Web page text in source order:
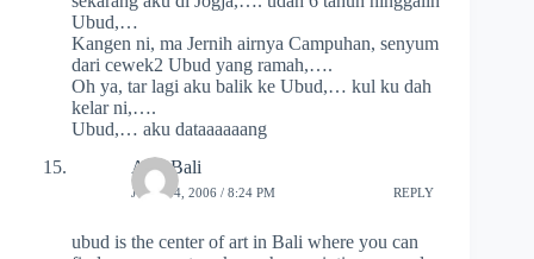
Ubud,…
Kangen ni, ma Jernih airnya Campuhan, senyum
dari cewek2 Ubud yang ramah,….
Oh ya, tar lagi aku balik ke Ubud,… kul ku dah
kelar ni,….
Ubud,… aku dataaaaaang
Asta Bali
JUNE 14, 2006 / 8:24 PM REPLY
ubud is the center of art in Bali where you can